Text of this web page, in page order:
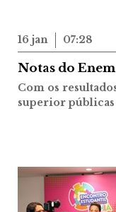
16 jan 07:28
Notas do
Com os
superior públicas